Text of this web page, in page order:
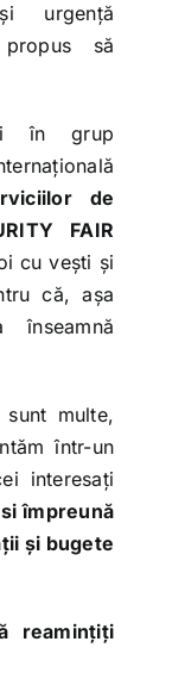
urgență
să
în grup
de
FAIR
cu vești și
că, așa
sunt multe,
într-un
interesați
împreună
și bugete
reamințiți